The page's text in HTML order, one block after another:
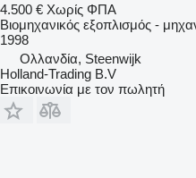
4.500 € Χωρίς ΦΠΑ
Βιομηχανικός εξοπλισμός -
1998
Ολλανδία, Steenwijk
Holland-Trading B.V
Επικοινωνία με τον πωλητή